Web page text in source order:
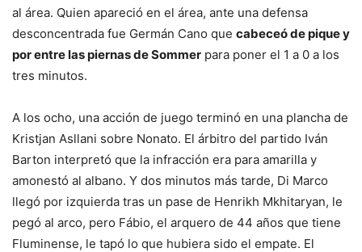
al área. Quien apareció en el área, ante una defensa
desconcentrada fue Germán Cano que cabeceó de pique y
por entre las piernas de Sommer para poner el 1 a 0 a los
tres minutos.
A los ocho, una acción de juego terminó en una plancha de
Kristjan Asllani sobre Nonato. El árbitro del partido Iván
Barton interpretó que la infracción era para amarilla y
amonestó al albano. Y dos minutos más tarde, Di Marco
llegó por izquierda tras un pase de Henrikh Mkhitaryan, le
pegó al arco, pero Fábio, el arquero de 44 años que tiene
Fluminense, le tapó lo que hubiera sido el empate. El